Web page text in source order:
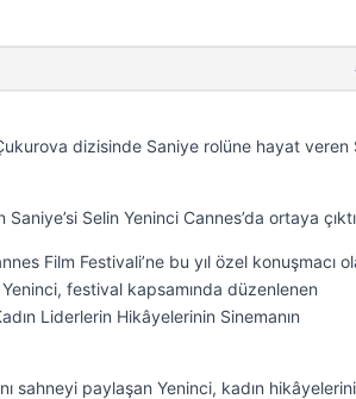
dizisinde Saniye rolüne hayat veren
Selin Yeninci Cannes’da ortaya
Film Festivali’ne bu yıl özel konuşmacı
festival kapsamında düzenlenen
Liderlerin Hikâyelerinin Sinemanın
sahneyi paylaşan Yeninci, kadın